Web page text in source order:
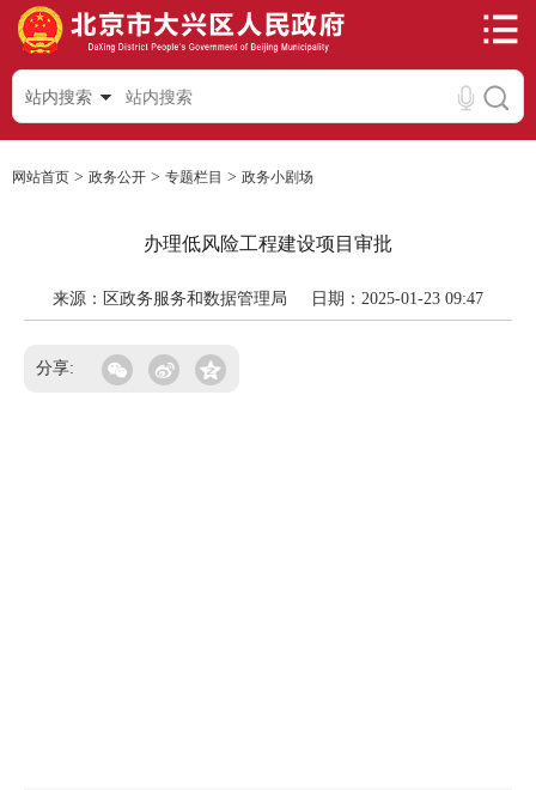
站内搜索
网站首页 > 政务公开 > 专题栏目 > 政务小剧场
办理低风险工程建设项目审批
来源：区政务服务和数据管理局 日期：2025-01-23 09:47
分享: